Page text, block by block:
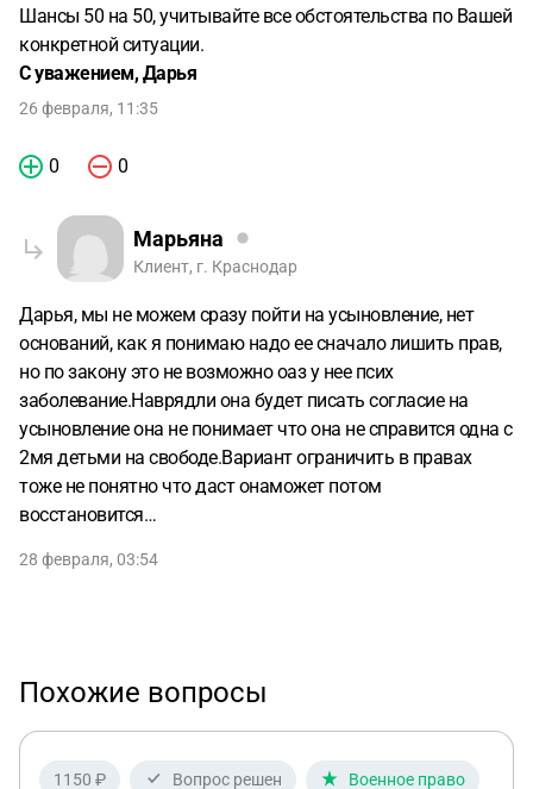
Шансы 50 на 50, учитывайте все обстоятельства по Вашей
конкретной ситуации.
С уважением, Дарья
26 февраля, 11:35
0 0
Марьяна
Клиент, г. Краснодар
Дарья, мы не можем сразу пойти на усыновление, нет
оснований, как я понимаю надо ее сначало лишить прав,
но по закону это не возможно оаз у нее псих
заболевание.Наврядли она будет писать согласие на
усыновление она не понимает что она не справится одна с
2мя детьми на свободе.Вариант ограничить в правах
тоже не понятно что даст онаможет потом
восстановится…
28 февраля, 03:54
Похожие вопросы
1150 ₽ Вопрос решен Военное право